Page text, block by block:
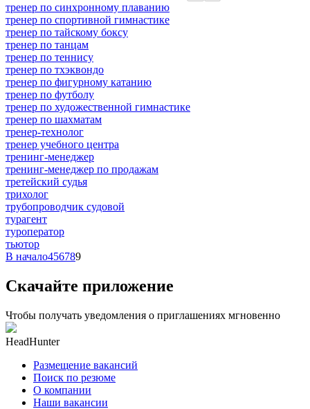
тренер по синхронному плаванию
тренер по спортивной гимнастике
тренер по тайскому боксу
тренер по танцам
тренер по теннису
тренер по тхэквондо
тренер по фигурному катанию
тренер по футболу
тренер по художественной гимнастике
тренер по шахматам
тренер-технолог
тренер учебного центра
тренинг-менеджер
тренинг-менеджер по продажам
третейский судья
трихолог
трубопроводчик судовой
турагент
туроператор
тьютор
В начало456789
Скачайте приложение
Чтобы получать уведомления о приглашениях мгновенно
HeadHunter
Размещение вакансий
Поиск по резюме
О компании
Наши вакансии